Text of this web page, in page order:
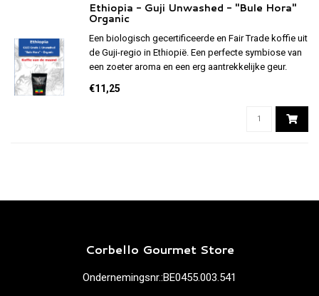
Ethiopia - Guji Unwashed - "Bule Hora"
Organic
Een biologisch gecertificeerde en Fair Trade koffie uit
de Guji-regio in Ethiopië. Een perfecte symbiose van
een zoeter aroma en een erg aantrekkelijke geur.
€11,25
Corbello Gourmet Store
Ondernemingsnr.:BE0455.003.541